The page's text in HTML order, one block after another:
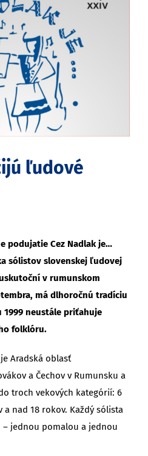
ľudové
podujatie Cez Nadlak je…
sólistov slovenskej ľudovej
v rumunskom
má dlhoročnú tradíciu
neustále priťahuje
folklóru.
Aradská oblasť
a Čechov v Rumunsku a
troch vekových kategórií: 6
a nad 18 rokov. Každý sólista
jednou pomalou a jednou